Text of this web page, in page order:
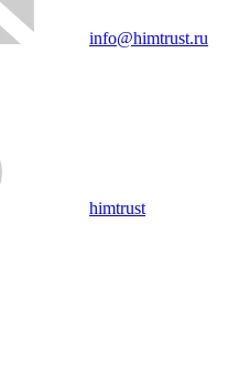
info@himtrust.ru
himtrust